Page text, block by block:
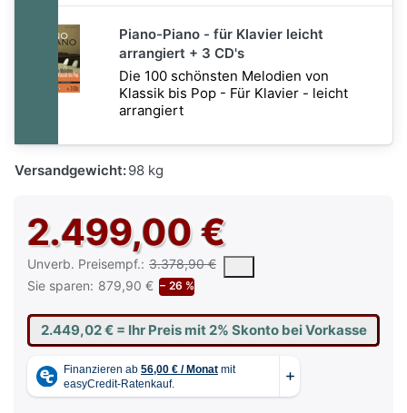
Piano-Piano - für Klavier leicht
arrangiert + 3 CD's
Die 100 schönsten Melodien von
Klassik bis Pop - Für Klavier - leicht
arrangiert
Versandgewicht:98 kg
2.499,00 €
Unverb. Preisempf.: 3.378,90 €
Die UVP ist der vorgeschlagene oder empfohlene
Sie sparen: 879,90 € − 26 %
2.449,02 € = Ihr Preis mit 2% Skonto bei Vorkasse